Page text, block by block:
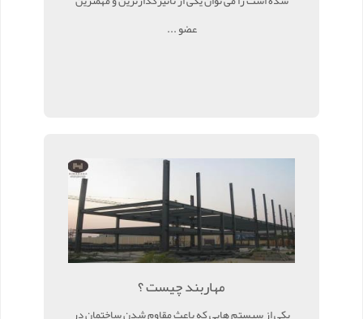
عضو ...
مهاربند چیست ؟
یکی از سیستم هایی که باعث مقاوم شدن ساختمان در